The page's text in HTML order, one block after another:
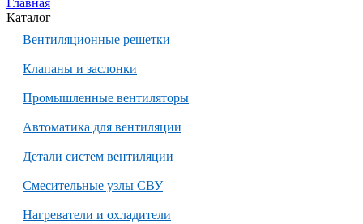
Главная
Каталог
Вентиляционные решетки
Клапаны и заслонки
Промышленные вентиляторы
Автоматика для вентиляции
Детали систем вентиляции
Смесительные узлы СВУ
Нагреватели и охладители